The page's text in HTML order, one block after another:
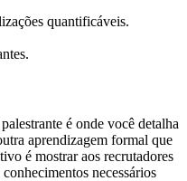
quantificáveis.
é onde você detalha
aprendizagem formal que
é mostrar aos recrutadores
necessários